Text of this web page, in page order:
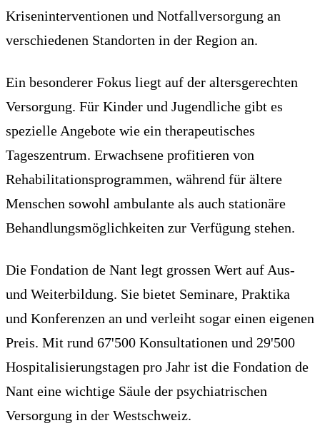
Kriseninterventionen und Notfallversorgung an
verschiedenen Standorten in der Region an.
Ein besonderer Fokus liegt auf der altersgerechten
Versorgung. Für Kinder und Jugendliche gibt es
spezielle Angebote wie ein therapeutisches
Tageszentrum. Erwachsene profitieren von
Rehabilitationsprogrammen, während für ältere
Menschen sowohl ambulante als auch stationäre
Behandlungsmöglichkeiten zur Verfügung stehen.
Die Fondation de Nant legt grossen Wert auf Aus-
und Weiterbildung. Sie bietet Seminare, Praktika
und Konferenzen an und verleiht sogar einen eigenen
Preis. Mit rund 67'500 Konsultationen und 29'500
Hospitalisierungstagen pro Jahr ist die Fondation de
Nant eine wichtige Säule der psychiatrischen
Versorgung in der Westschweiz.